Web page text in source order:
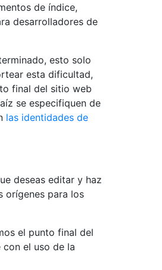
de índice,
desarrolladores de
esto solo
esta dificultad,
final del sitio web
se especifiquen de
las identidades de
deseas editar y haz
orígenes para los
el punto final del
el uso de la